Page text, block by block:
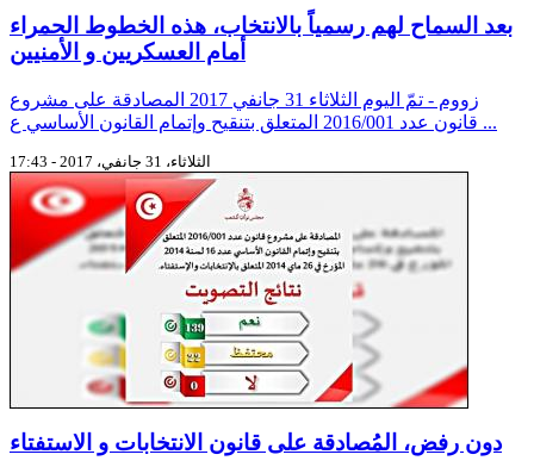
بعد السماح لهم رسمياً بالانتخاب، هذه الخطوط الحمراء
أمام العسكريين و الأمنيين
زووم - تمّ اليوم الثلاثاء 31 جانفي 2017 المصادقة على مشروع
قانون عدد 2016/001 المتعلق بتنقيح وإتمام القانون الأساسي ع ...
الثلاثاء، 31 جانفي، 2017 - 17:43
دون رفض، المُصادقة على قانون الانتخابات و الاستفتاء